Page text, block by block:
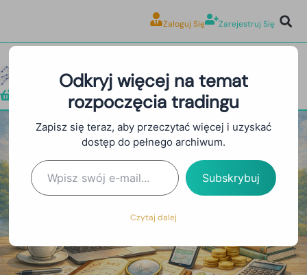
Zaloguj Się Zarejestruj Się
Sklep
Backtesting: Przetestuj
Swoją Strategię Tradingową
na Danych Historycznych
Odkryj więcej na temat
rozpoczęcia tradingu
Zapisz się teraz, aby przeczytać więcej i uzyskać
dostęp do pełnego archiwum.
Subskrybuj
Czytaj dalej